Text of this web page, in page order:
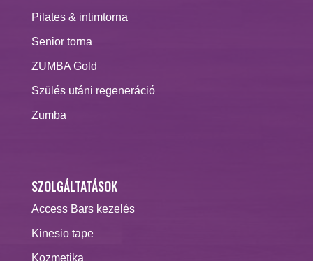
Pilates & intimtorna
Senior torna
ZUMBA Gold
Szülés utáni regeneráció
Zumba
SZOLGÁLTATÁSOK
Access Bars kezelés
Kinesio tape
Kozmetika